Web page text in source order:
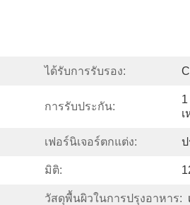
ได้รับการรับรอง:
การรับประกัน:
เฟอร์นิเจอร์ตกแต่ง: ป
มิติ:
วัสดุพื้นผิวในการปรุงอาหาร: